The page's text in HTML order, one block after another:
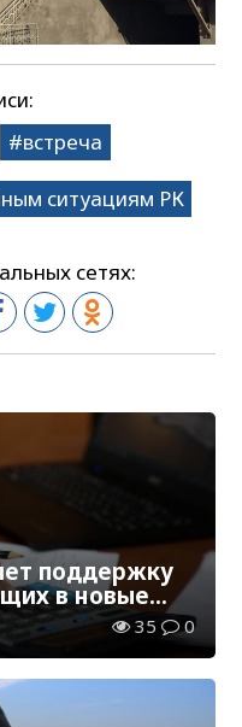
встреча
ситуациям РК
сетях:
поддержку
в новые
35 0